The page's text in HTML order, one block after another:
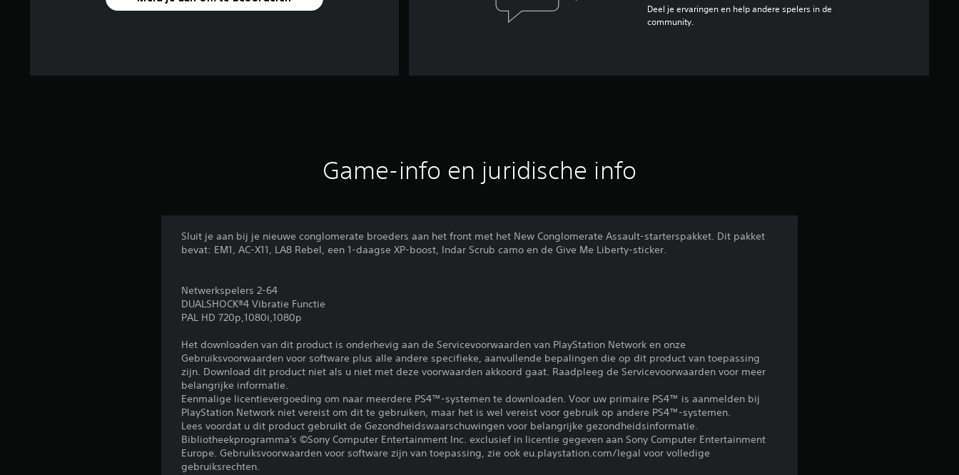
Deel je ervaringen en help andere spelers in de
community.
Game-info en juridische info
Sluit je aan bij je nieuwe conglomerate broeders aan het front met het New Conglomerate Assault-starterspakket. Dit pakket
bevat: EM1, AC-X11, LA8 Rebel, een 1-daagse XP-boost, Indar Scrub camo en de Give Me Liberty-sticker.
Netwerkspelers 2-64
DUALSHOCK®4 Vibratie Functie
PAL HD 720p,1080i,1080p
Het downloaden van dit product is onderhevig aan de Servicevoorwaarden van PlayStation Network en onze
Gebruiksvoorwaarden voor software plus alle andere specifieke, aanvullende bepalingen die op dit product van toepassing
zijn. Download dit product niet als u niet met deze voorwaarden akkoord gaat. Raadpleeg de Servicevoorwaarden voor meer
belangrijke informatie.
Eenmalige licentievergoeding om naar meerdere PS4™-systemen te downloaden. Voor uw primaire PS4™ is aanmelden bij
PlayStation Network niet vereist om dit te gebruiken, maar het is wel vereist voor gebruik op andere PS4™-systemen.
Lees voordat u dit product gebruikt de Gezondheidswaarschuwingen voor belangrijke gezondheidsinformatie.
Bibliotheekprogramma's ©Sony Computer Entertainment Inc. exclusief in licentie gegeven aan Sony Computer Entertainment
Europe. Gebruiksvoorwaarden voor software zijn van toepassing, zie ook eu.playstation.com/legal voor volledige
gebruiksrechten.